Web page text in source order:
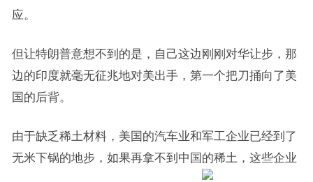
应。
但让特朗普意想不到的是，自己这边刚刚对华让步，那
边的印度就毫无征兆地对美出手，第一个把刀捅向了美
国的后背。
由于缺乏稀土材料，美国的汽车业和军工企业已经到了
无米下锅的地步，如果再拿不到中国的稀土，这些企业